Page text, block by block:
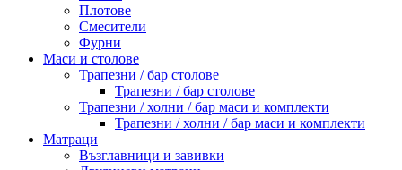
Плотове
Смесители
Фурни
Маси и столове
Трапезни / бар столове
Трапезни / бар столове
Трапезни / холни / бар маси и комплекти
Трапезни / холни / бар маси и комплекти
Матраци
Възглавници и завивки